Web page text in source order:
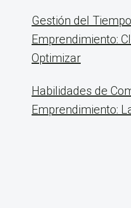
Gestión del
Emprendimiento:
Optimizar
Habilidades de
Emprendimiento: